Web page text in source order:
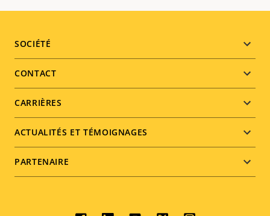
Footer
menu
SOCIÉTÉ
CONTACT
CARRIÈRES
ACTUALITÉS ET TÉMOIGNAGES
PARTENAIRE